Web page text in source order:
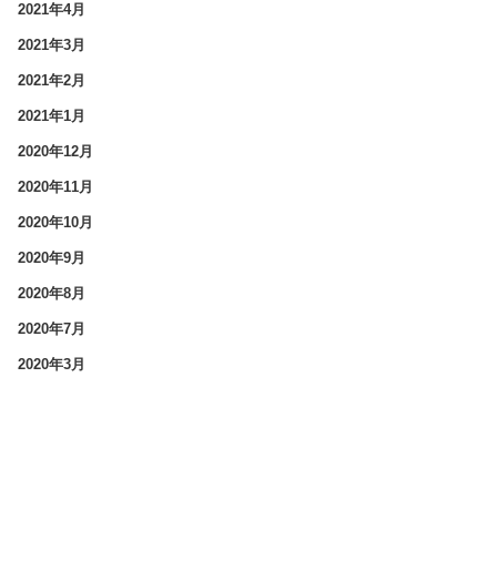
2021年4月
2021年3月
2021年2月
2021年1月
2020年12月
2020年11月
2020年10月
2020年9月
2020年8月
2020年7月
2020年3月